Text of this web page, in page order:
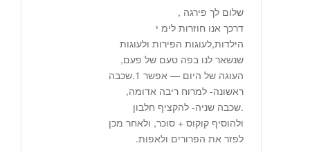
שלום לך פירגה ,
דרכך אנו חוזרות לימ י
הילדות,לעוגות הפירות ולעוגות
שנשאר לנו בפה טעם של פעם,
העוגה של היום — אפשר 1.שכבה
ראשונה- למרוח ריבה אדומה,
.שכבה שניה- להקציף חלבון
ולהוסיף קוקוס + סוכר, ולאחר מכן
לפזר את הפרורים ולאפות.